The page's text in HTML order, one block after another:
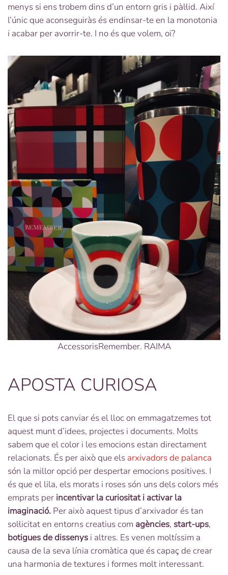
menys si ens trobem dins d’un entorn gris i pàl·lid. Així
l’únic que aconseguiràs és endinsar-te en la monotonia
i acabar per avorrir-te. I no és que volem, oi?
AccessorisRemember. RAIMA
APOSTA CURIOSA
El que si pots canviar és el lloc on emmagatzemes tot
aquest munt d’idees, projectes i documents. Molts
sabem que el color i les emocions estan directament
relacionats. És per això que els arxivadors de palanca
són la millor opció per despertar emocions positives. I
és que el lila, els morats i roses són uns dels colors més
emprats per incentivar la curiositat i activar la
imaginació. Per això aquest tipus d’arxivador és tan
sol·licitat en entorns creatius com agències, start-ups,
botiguesde dissenys i altres. Es venen moltíssim a
causa de la seva línia cromàtica que és capaç de crear
una harmonia de textures i formes molt interessant.